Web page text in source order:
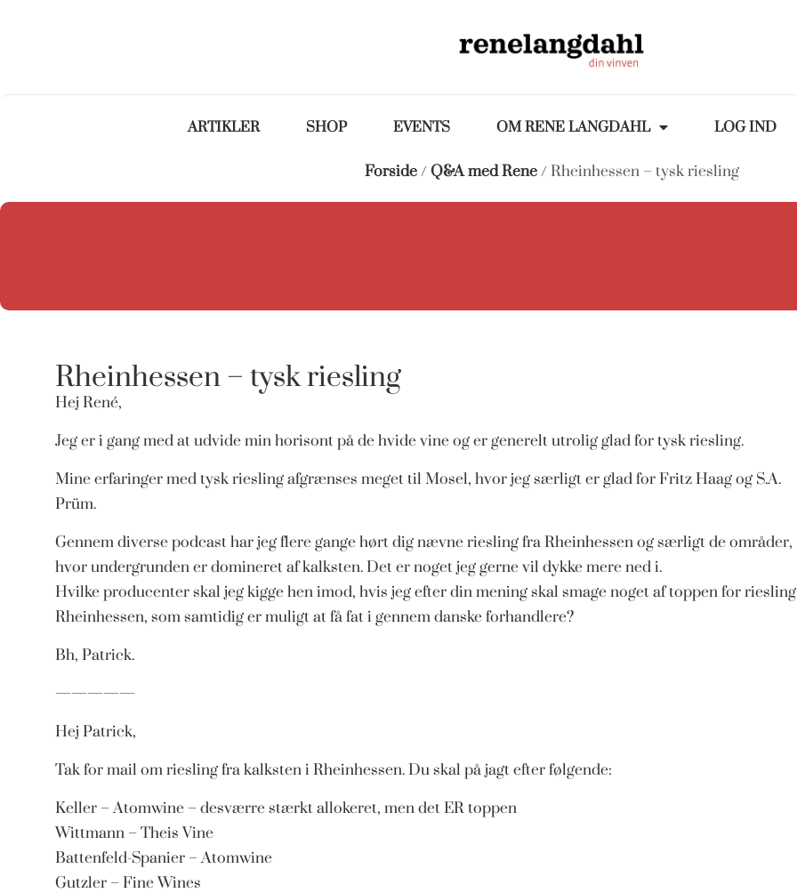
ARTIKLER SHOP EVENTS OM RENE LANGDAHL LOG IND
Forside/ Q&A med Rene/ Rheinhessen – tysk riesling
Rheinhessen – tysk riesling
Hej René,
Jeg er i gang med at udvide min horisont på de hvide vine og er generelt utrolig glad for tysk riesling.
Mine erfaringer med tysk riesling afgrænses meget til Mosel, hvor jeg særligt er glad for Fritz Haag og S.A.
Prüm.
Gennem diverse podcast har jeg flere gange hørt dig nævne riesling fra Rheinhessen og særligt de områder,
hvor undergrunden er domineret af kalksten. Det er noget jeg gerne vil dykke mere ned i.
Hvilke producenter skal jeg kigge hen imod, hvis jeg efter din mening skal smage noget af toppen for
Rheinhessen, som samtidig er muligt at få fat i gennem danske forhandlere?
Bh, Patrick.
—————
Hej Patrick,
Tak for mail om riesling fra kalksten i Rheinhessen. Du skal på jagt efter følgende:
Keller – Atomwine – desværre stærkt allokeret, men det ER toppen
Wittmann – Theis Vine
Battenfeld-Spanier – Atomwine
Gutzler – Fine Wines